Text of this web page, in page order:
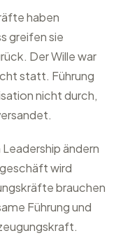
haben
greifen sie
Der Wille war
statt. Führung
nicht durch,
ändern
wird
brauchen
Führung und